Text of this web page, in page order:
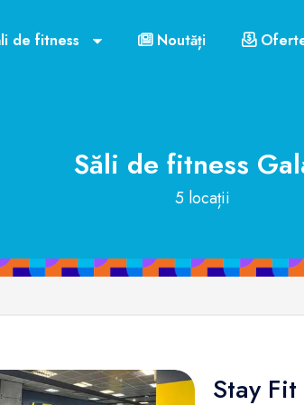
de fitness Noutăți
Săli de fitness
5 locații
Stay